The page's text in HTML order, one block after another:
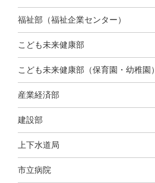
福祉部（福祉企業センター）
こども未来健康部
こども未来健康部（保育園・幼稚園）
産業経済部
建設部
上下水道局
市立病院